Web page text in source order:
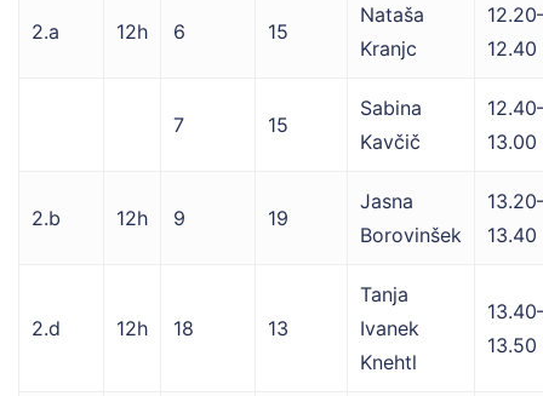
2.a 12h 6 15
Nataša
Kranjc
12.40
7 15
Sabina
Kavčič
13.00
2.b 12h 9 19
Jasna
Borovinšek
13.40
2.d 12h 18 13
Tanja
Ivanek
Knehtl
13.50